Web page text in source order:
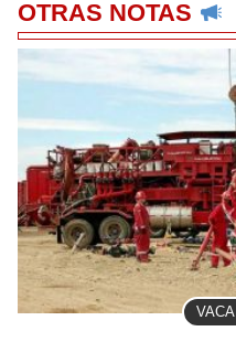
OTRAS NOTAS